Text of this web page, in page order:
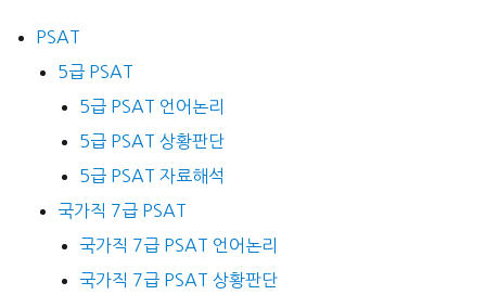
PSAT
5급 PSAT
5급 PSAT 언어논리
5급 PSAT 상황판단
5급 PSAT 자료해석
국가직 7급 PSAT
국가직 7급 PSAT 언어논리
국가직 7급 PSAT 상황판단